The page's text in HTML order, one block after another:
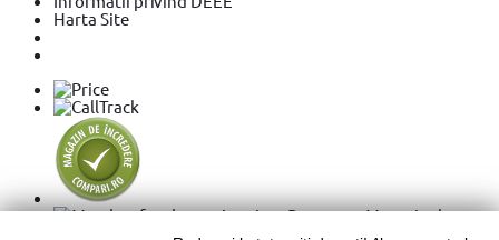
Harta Site